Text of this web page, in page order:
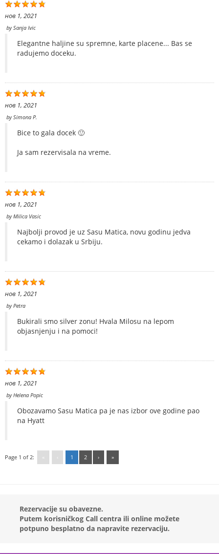
нов 1, 2021
bySanja Ivic
Elegantne haljine su spremne, karte placene... Bas se
radujemo doceku.
нов 1, 2021
bySimona P.
Bice to gala docek 🙂
Ja sam rezervisala na vreme.
нов 1, 2021
byMilica Vasic
Najbolji provod je uz Sasu Matica, novu godinu jedva
cekamo i dolazak u Srbiju.
нов 1, 2021
byPetra
Bukirali smo silver zonu! Hvala Milosu na lepom
objasnjenju i na pomoci!
нов 1, 2021
byHelena Popic
Obozavamo Sasu Matica pa je nas izbor ove godine pao
na Hyatt
Page 1 of 2: « ‹ 1 2 › »
Rezervacije su obavezne.
Putem korisničkog Call centra ili online možete
potpuno besplatno da napravite rezervaciju.